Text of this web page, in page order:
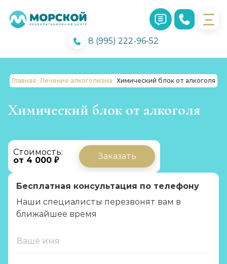
8 (995) 222-96-52
Главная Лечение алкоголизма Химический блок от алкоголя
Химический блок от алкоголя
Стоимость:
от 4 000 ₽
Заказать
Бесплатная консультация по телефону
Наши специалисты перезвонят вам в
ближайшее время